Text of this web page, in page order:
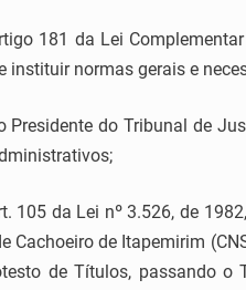
181 da Lei
instituir normas gerais e
Presidente do Tribunal de
105 da Lei nº 3.526, de
Cachoeiro de Itapemirim
de Títulos, passando o